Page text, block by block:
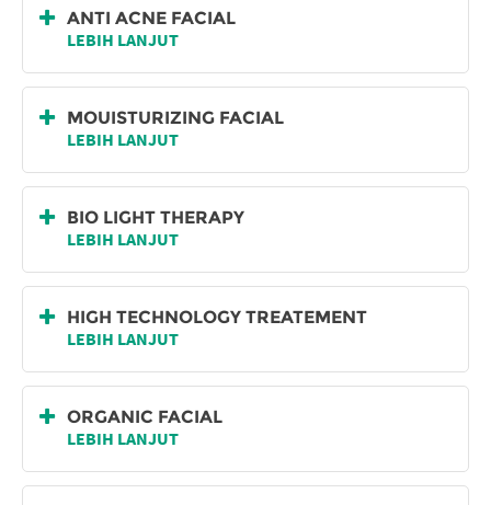
ANTI ACNE FACIAL
LEBIH LANJUT
MOUISTURIZING FACIAL
LEBIH LANJUT
BIO LIGHT THERAPY
LEBIH LANJUT
HIGH TECHNOLOGY TREATEMENT
LEBIH LANJUT
ORGANIC FACIAL
LEBIH LANJUT